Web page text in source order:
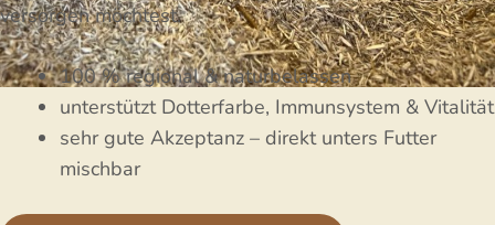
versorgen möchtest.
100 % regional & naturbelassen
unterstützt Dotterfarbe, Immunsystem & Vitalität
sehr gute Akzeptanz – direkt unters Futter
mischbar